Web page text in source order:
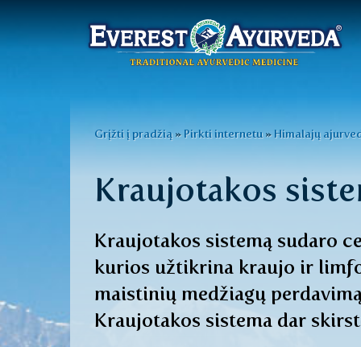
Pagrindinis
Jūs
esate
čia
Grįžti į pradžią » Pirkti internetu » Himalajų
Kraujotakos
Kraujotakos sistemą sudaro
kurios užtikrina kraujo ir
maistinių medžiagų
Kraujotakos sistema dar